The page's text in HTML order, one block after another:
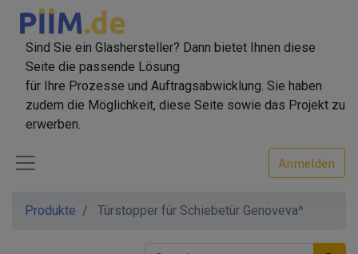
Sind Sie ein Glashersteller? Dann bietet Ihnen diese
Seite die passende Lösung
für Ihre Prozesse und Auftragsabwicklung. Sie haben
zudem die Möglichkeit, diese Seite sowie das Projekt zu
erwerben.
Anmelden
Produkte Türstopper für Schiebetür Genoveva^